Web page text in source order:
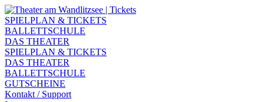
SPIELPLAN & TICKETS
BALLETTSCHULE
DAS THEATER
SPIELPLAN & TICKETS
DAS THEATER
BALLETTSCHULE
GUTSCHEINE
Kontakt / Support